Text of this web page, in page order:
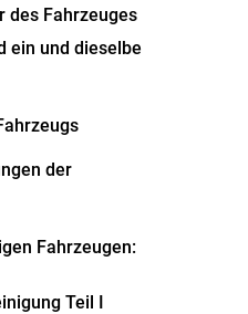
des Fahrzeuges
ein und dieselbe
der
Fahrzeugen:
Teil I